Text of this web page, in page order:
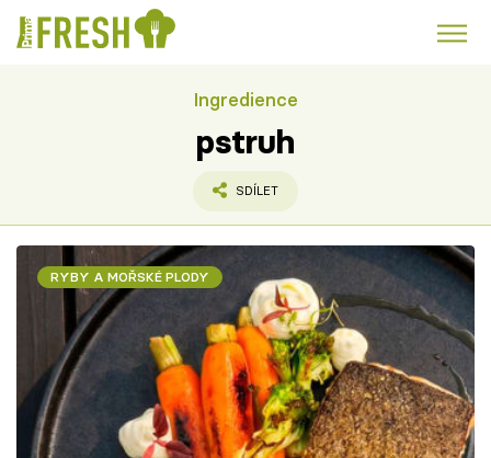
Polévky k večeři
Čokoláda
Témata
Recepty
Články
Ingredience
pstruh
SDÍLET
RYBY A MOŘSKÉ PLODY